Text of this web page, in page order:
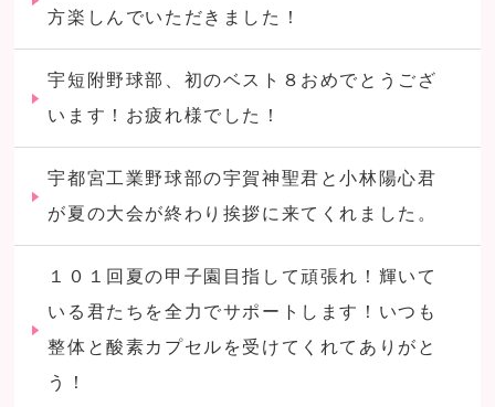
方楽しんでいただきました！
宇短附野球部、初のベスト８おめでとうござ
います！お疲れ様でした！
宇都宮工業野球部の宇賀神聖君と小林陽心君
が夏の大会が終わり挨拶に来てくれました。
１０１回夏の甲子園目指して頑張れ！輝いて
いる君たちを全力でサポートします！いつも
整体と酸素カプセルを受けてくれてありがと
う！